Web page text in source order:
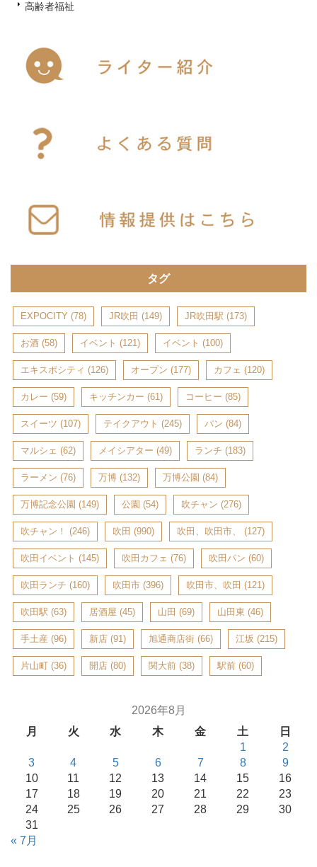
高齢者福祉
タグ
EXPOCITY (78) JR吹田 (149) JR吹田駅 (173)
お酒 (58) イベント (121) イベント (100)
エキスポシティ (126) オープン (177) カフェ (120)
カレー (59) キッチンカー (61) コーヒー (85)
スイーツ (107) テイクアウト (245) パン (84)
マルシェ (62) メイシアター (49) ランチ (183)
ラーメン (76) 万博 (132) 万博公園 (84)
万博記念公園 (149) 公園 (54) 吹チャン (276)
吹チャン！ (246) 吹田 (990) 吹田、吹田市、 (127)
吹田イベント (145) 吹田カフェ (76) 吹田パン (60)
吹田ランチ (160) 吹田市 (396) 吹田市、吹田 (121)
吹田駅 (63) 居酒屋 (45) 山田 (69) 山田東 (46)
手土産 (96) 新店 (91) 旭通商店街 (66) 江坂 (215)
片山町 (36) 開店 (80) 関大前 (38) 駅前 (60)
2026年8月
月
火 水 木 金 土
日
1
2
3
4 5 6 7 8
9
10
11 12 13 14 15
16
17
18 19 20 21 22
23
24
25 26 27 28 29
30
31
« 7月